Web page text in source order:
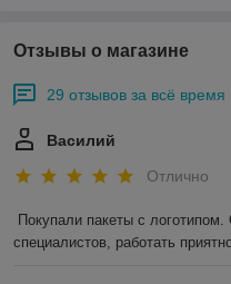
Отзывы о магазине
29 отзывов за всё время
Василий
Отлично
Покупали пакеты с
специалистов, работать